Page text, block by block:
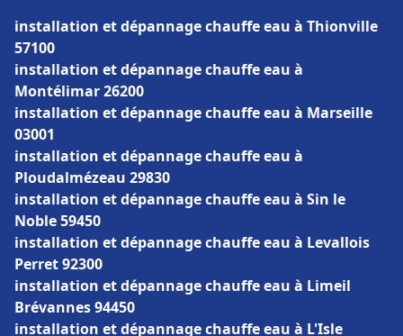
installation et dépannage chauffe eau à Thionville
57100
installation et dépannage chauffe eau à
Montélimar 26200
installation et dépannage chauffe eau à Marseille
03001
installation et dépannage chauffe eau à
Ploudalmézeau 29830
installation et dépannage chauffe eau à Sin le
Noble 59450
installation et dépannage chauffe eau à Levallois
Perret 92300
installation et dépannage chauffe eau à Limeil
Brévannes 94450
installation et dépannage chauffe eau à L'Isle